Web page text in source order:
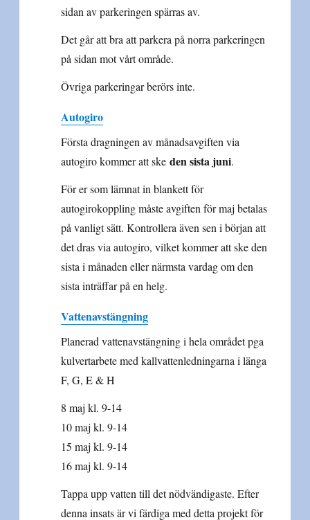
sidan av parkeringen spärras av.
Det går att bra att parkera på norra parkeringen
på sidan mot vårt område.
Övriga parkeringar berörs inte.
Autogiro
Första dragningen av månadsavgiften via
autogiro kommer att ske den sista juni.
För er som lämnat in blankett för
autogirokoppling måste avgiften för maj betalas
på vanligt sätt. Kontrollera även sen i början att
det dras via autogiro, vilket kommer att ske den
sista i månaden eller närmsta vardag om den
sista inträffar på en helg.
Vattenavstängning
Planerad vattenavstängning i hela området pga
kulvertarbete med kallvattenledningarna i länga
F, G, E & H
8 maj kl. 9-14
10 maj kl. 9-14
15 maj kl. 9-14
16 maj kl. 9-14
Tappa upp vatten till det nödvändigaste. Efter
denna insats är vi färdiga med detta projekt för